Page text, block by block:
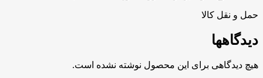
حمل و نقل کالا
دیدگاهها
هیچ دیدگاهی برای این محصول نوشته نشده است.